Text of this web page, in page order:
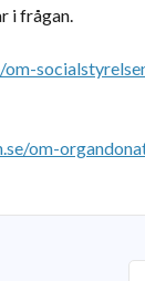
i frågan.
om-
om-